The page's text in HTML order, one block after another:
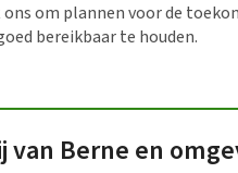
om plannen voor de
bereikbaar te houden.
Berne en